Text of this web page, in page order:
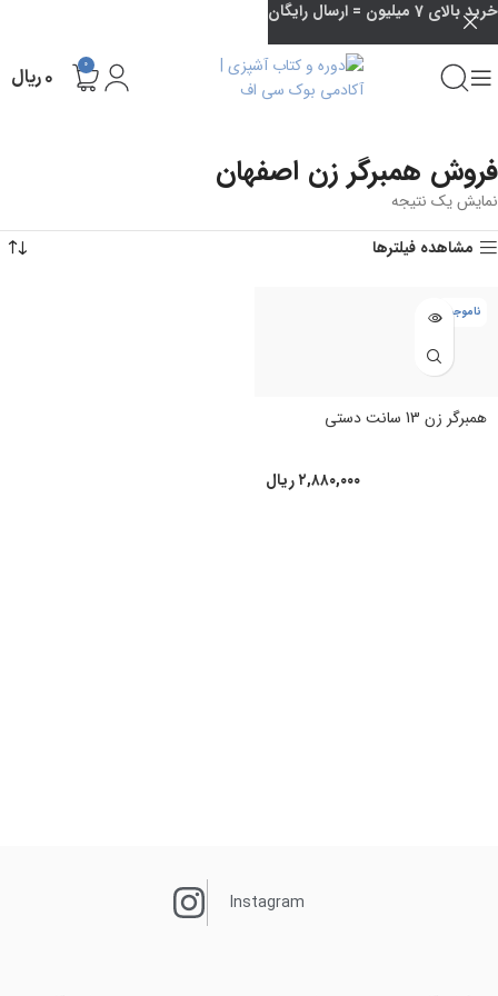
0 ۰ریال
فروش همبرگر زن اصفهان
نمایش یک نتیجه
مشاهده فیلترها
ناموجود
همبرگر زن 13 سانت دستی
۲,۸۸۰,۰۰۰ریال
Instagram
خرید بالای 7 میلیون = ارسال رایگان